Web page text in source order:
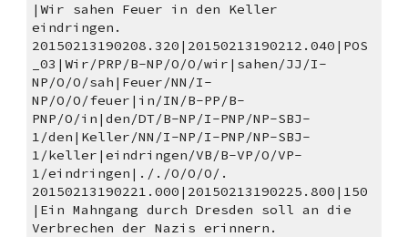
|Wir sahen Feuer in den Keller
eindringen.
20150213190208.320|20150213190212.040|POS
_03|Wir/PRP/B-NP/O/O/wir|sahen/JJ/I-
NP/O/O/sah|Feuer/NN/I-
NP/O/O/feuer|in/IN/B-PP/B-
PNP/O/in|den/DT/B-NP/I-PNP/NP-SBJ-
1/den|Keller/NN/I-NP/I-PNP/NP-SBJ-
1/keller|eindringen/VB/B-VP/O/VP-
1/eindringen|././O/O/O/.
20150213190221.000|20150213190225.800|150
|Ein Mahngang durch Dresden soll an die
Verbrechen der Nazis erinnern.